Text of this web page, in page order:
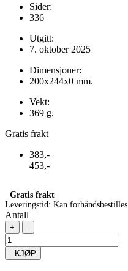
Sider:
336
Utgitt:
7. oktober 2025
Dimensjoner:
200x244x0 mm.
Vekt:
369 g.
Gratis frakt
383,-
453,-
Gratis frakt
Leveringstid: Kan forhåndsbestilles
Antall
+ -
KJØP